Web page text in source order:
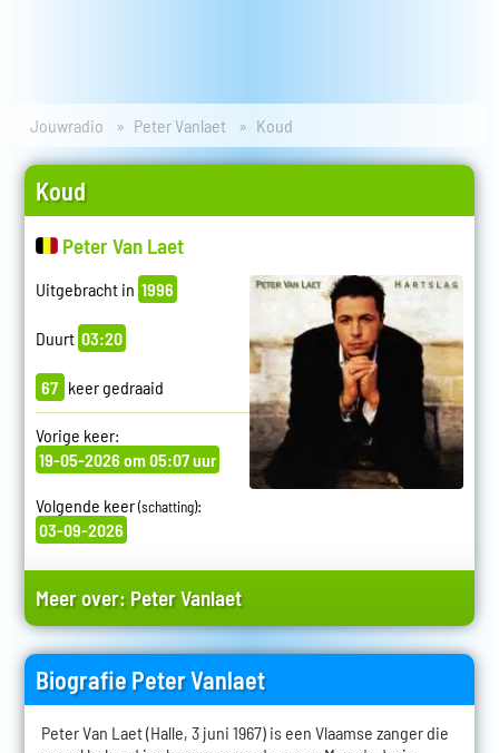
Jouwradio Peter Vanlaet Koud
Koud
Peter Van Laet
Uitgebracht in 1996
Duurt 03:20
67 keer gedraaid
Vorige keer:
19-05-2026 om 05:07 uur
Volgende keer(schatting):
03-09-2026
Meer over: Peter Vanlaet
Biografie Peter Vanlaet
Peter Van Laet (Halle, 3 juni 1967) is een Vlaamse zanger die